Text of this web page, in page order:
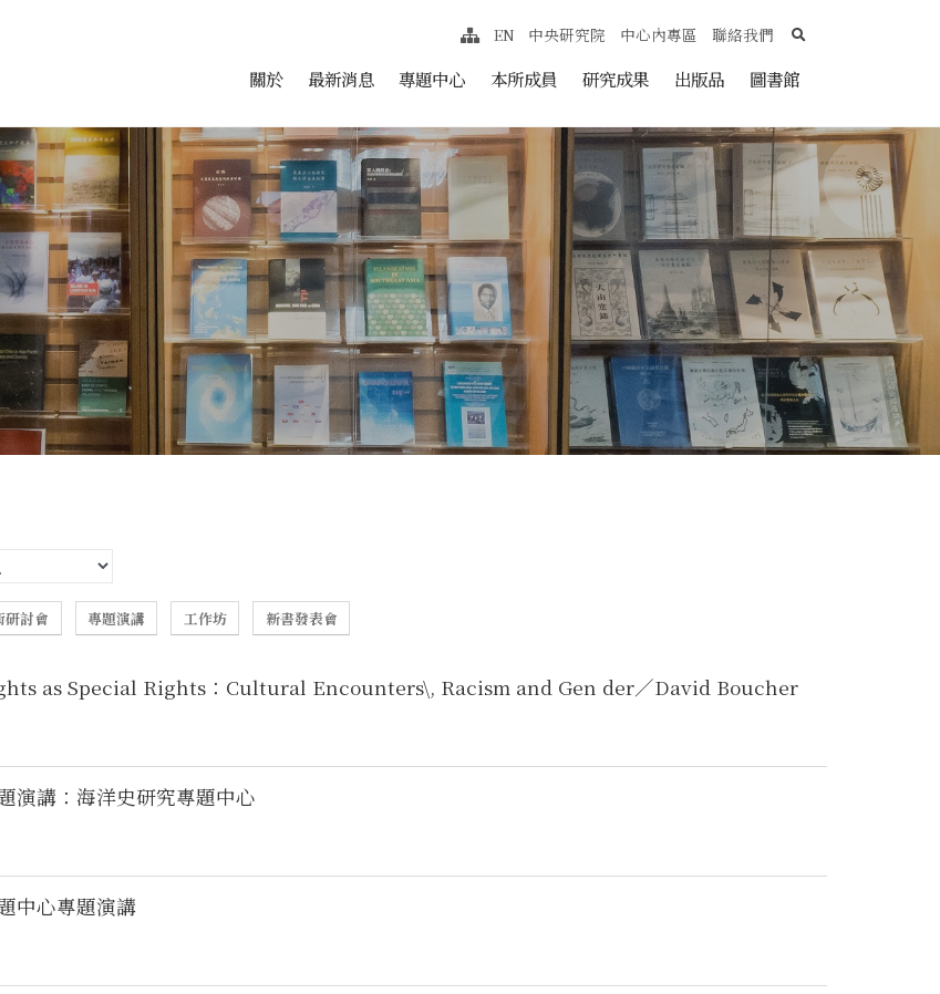
研究中心 跳至中央區塊/Main Content
關於 最新消息 專題中心 本所成員 研究成果 出版品 圖書館
網站導覽
EN 中央研究院 中心內專區 聯絡我們 search
研討會 專題演講 工作坊 新書發表會
as Special Rights：Cultural Encounters\, Racism and Gen der／David Boucher
演講：海洋史研究專題中心
中心專題演講